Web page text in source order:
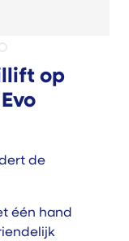
op
de
één hand